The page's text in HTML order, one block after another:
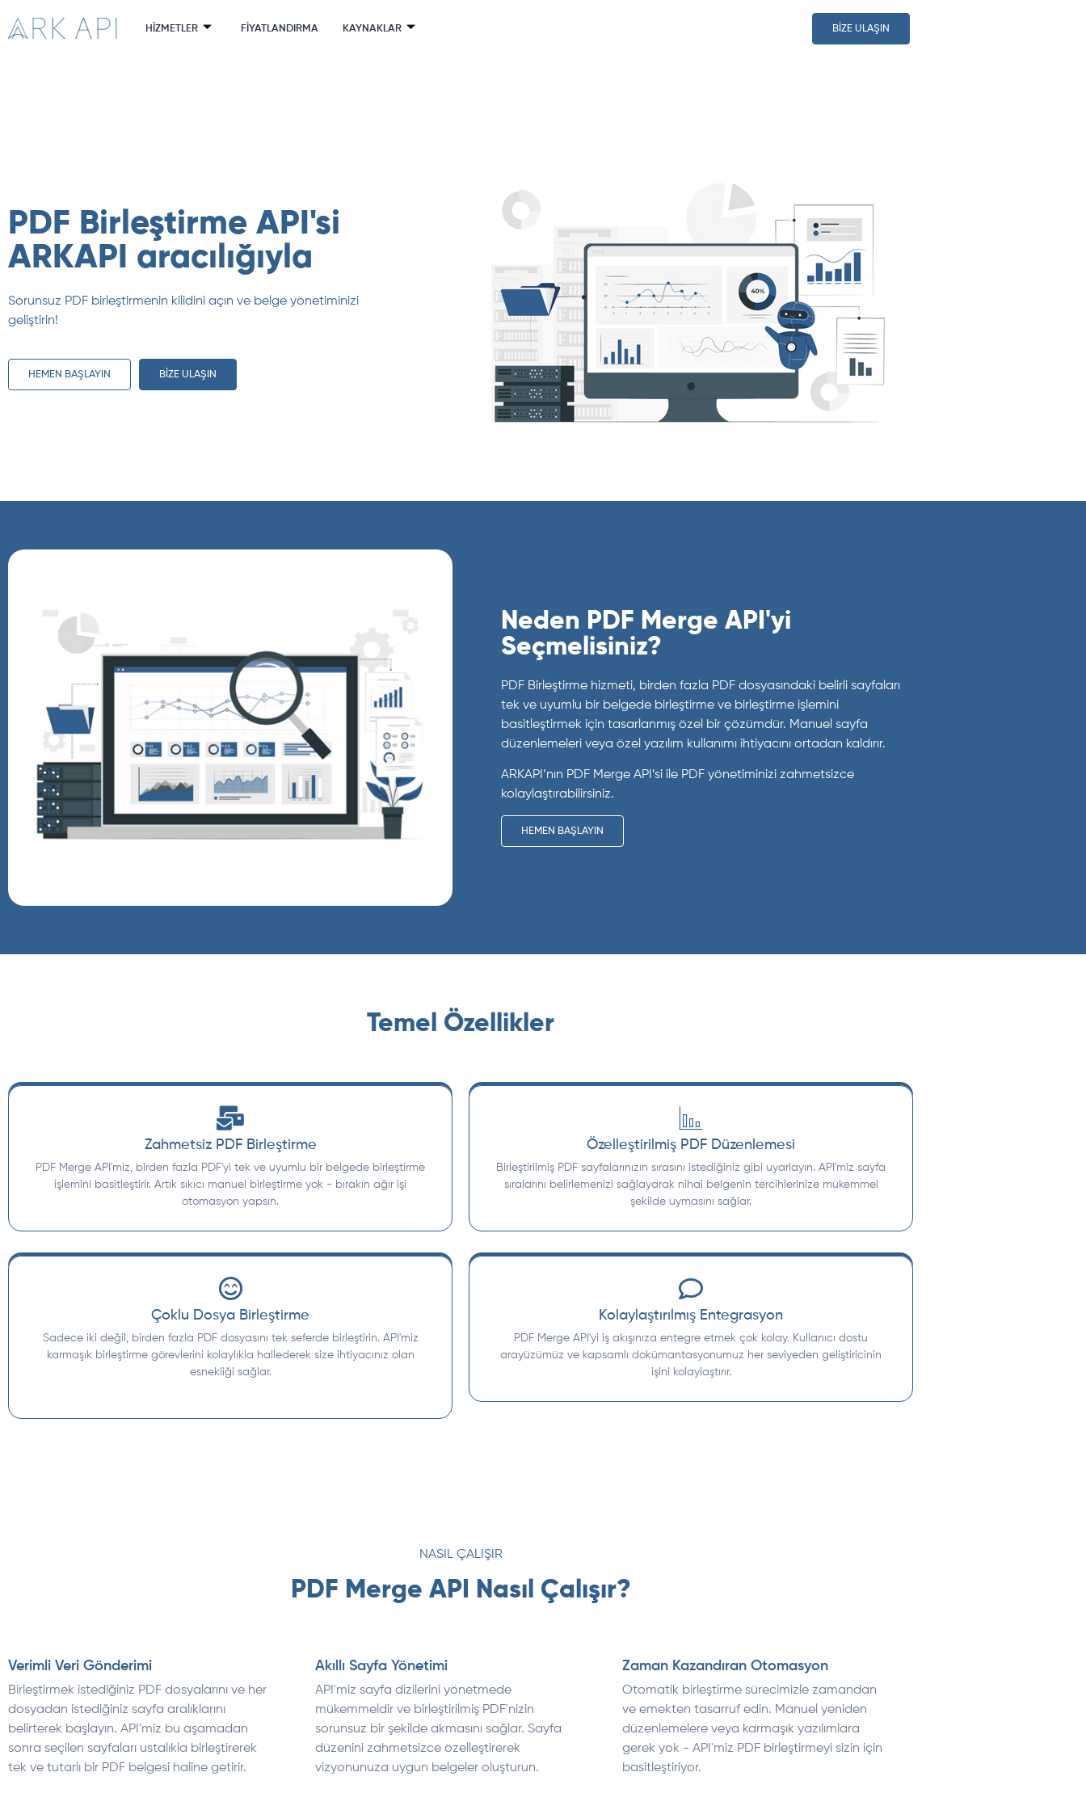
HIZMETLER FIYATLANDIRMA KAYNAKLAR BİZE ULAŞIN
PDF Birleştirme API'si
ARKAPI aracılığıyla
Sorunsuz PDF birleştirmenin kilidini açın ve belge yönetiminizi
geliştirin!
HEMEN BAŞLAYIN BİZE ULAŞIN
Neden PDF Merge API'yi
Seçmelisiniz?
PDF Birleştirme hizmeti, birden fazla PDF dosyasındaki belirli sayfaları
tek ve uyumlu bir belgede birleştirme ve birleştirme işlemini
basitleştirmek için tasarlanmış özel bir çözümdür. Manuel sayfa
düzenlemeleri veya özel yazılım kullanımı ihtiyacını ortadan kaldırır.
ARKAPI’nın PDF Merge API’si ile PDF yönetiminizi zahmetsizce
kolaylaştırabilirsiniz.
HEMEN BAŞLAYIN
Temel Özellikler
Zahmetsiz PDF Birleştirme
PDF Merge API'miz, birden fazla PDF'yi tek ve uyumlu bir belgede birleştirme
işlemini basitleştirir. Artık sıkıcı manuel birleştirme yok - bırakın ağır işi
otomasyon yapsın.
Özelleştirilmiş PDF Düzenlemesi
Birleştirilmiş PDF sayfalarınızın sırasını istediğiniz gibi uyarlayın. API'miz sayfa
sıralarını belirlemenizi sağlayarak nihai belgenin tercihlerinize mükemmel
şekilde uymasını sağlar.
Çoklu Dosya Birleştirme
Sadece iki değil, birden fazla PDF dosyasını tek seferde birleştirin. API'miz
karmaşık birleştirme görevlerini kolaylıkla hallederek size ihtiyacınız olan
esnekliği sağlar.
Kolaylaştırılmış Entegrasyon
PDF Merge API'yi iş akışınıza entegre etmek çok kolay. Kullanıcı dostu
arayüzümüz ve kapsamlı dokümantasyonumuz her seviyeden geliştiricinin
işini kolaylaştırır.
NASIL ÇALIŞIR
PDF Merge API Nasıl Çalışır?
Verimli Veri Gönderimi
Birleştirmek istediğiniz PDF dosyalarını ve her
dosyadan istediğiniz sayfa aralıklarını
belirterek başlayın. API'miz bu aşamadan
sonra seçilen sayfaları ustalıkla birleştirerek
tek ve tutarlı bir PDF belgesi haline getirir.
Akıllı Sayfa Yönetimi
API'miz sayfa dizilerini yönetmede
mükemmeldir ve birleştirilmiş PDF'nizin
sorunsuz bir şekilde akmasını sağlar. Sayfa
düzenini zahmetsizce özelleştirerek
vizyonunuza uygun belgeler oluşturun.
Zaman Kazandıran Otomasyon
Otomatik birleştirme sürecimizle zamandan
ve emekten tasarruf edin. Manuel yeniden
düzenlemelere veya karmaşık yazılımlara
gerek yok - API'miz PDF birleştirmeyi sizin için
basitleştiriyor.